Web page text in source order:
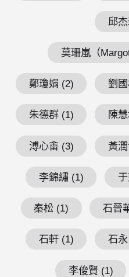
邱
莫珊嵐（
鄭瓊娟 (2) 劉
朱德群 (1) 陳
溥心畬 (3) 黃
李錦繡 (1)
秦松 (1) 石晉
石軒 (1) 石
李俊賢 (1)